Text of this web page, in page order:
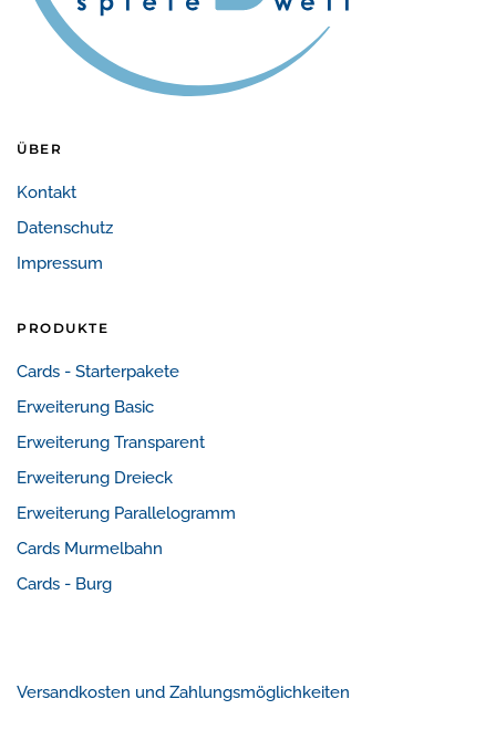
ÜBER
Kontakt
Datenschutz
Impressum
PRODUKTE
Cards - Starterpakete
Erweiterung Basic
Erweiterung Transparent
Erweiterung Dreieck
Erweiterung Parallelogramm
Cards Murmelbahn
Cards - Burg
Versandkosten und Zahlungsmöglichkeiten